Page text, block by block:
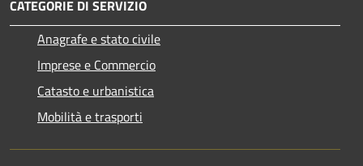
CATEGORIE DI SERVIZIO
Anagrafe e stato civile
Imprese e Commercio
Catasto e urbanistica
Mobilità e trasporti